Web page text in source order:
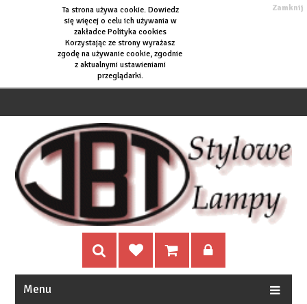
Ta strona używa cookie. Dowiedz
się więcej o celu ich używania w
zakładce Polityka cookies
Korzystając ze strony wyrażasz
zgodę na używanie cookie, zgodnie
z aktualnymi ustawieniami
przeglądarki.
Zamknij
Menu